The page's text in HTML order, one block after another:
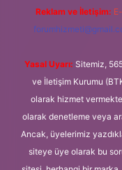
Reklam ve İletişim:
Yasal Uyarı: Sitemiz,
ve İletişim Kurumu
olarak hizmet
olarak denetleme veya
Ancak, üyelerimiz
siteye üye olarak bu